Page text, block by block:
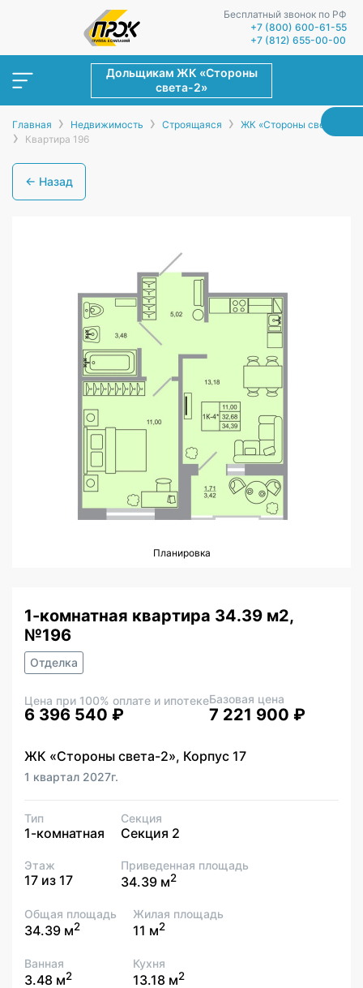
Бесплатный звонок по РФ
+7 (800) 600-61-55
+7 (812) 655-00-00
Дольщикам ЖК «Стороны
света-2»
Главная › Недвижимость › Строящаяся › ЖК «Стороны света-2»
› Квартира 196
← Назад
Планировка
1-комнатная квартира 34.39 м2,
№196
Отделка
Цена при 100% оплате и ипотеке
6 396 540 ₽
Базовая цена
7 221 900 ₽
ЖК «Стороны света-2», Корпус 17
1 квартал 2027г.
Тип
1-комнатная
Секция
Секция 2
Этаж
17 из 17
Приведенная площадь
34.39 м2
Общая площадь
34.39 м2
Жилая площадь
11 м2
Ванная
3.48 м2
Кухня
13.18 м2